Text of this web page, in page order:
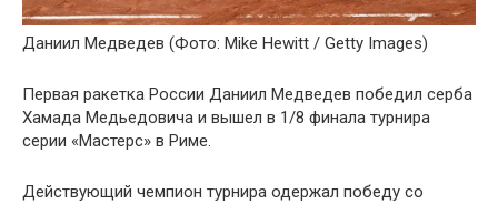
Даниил Медведев (Фото: Mike Hewitt / Getty Images)
Первая ракетка России Даниил Медведев победил серба
Хамада Медьедовича и вышел в 1/8 финала турнира
серии «Мастерс» в Риме.
Действующий чемпион турнира одержал победу со